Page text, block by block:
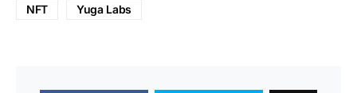
NFT Yuga Labs